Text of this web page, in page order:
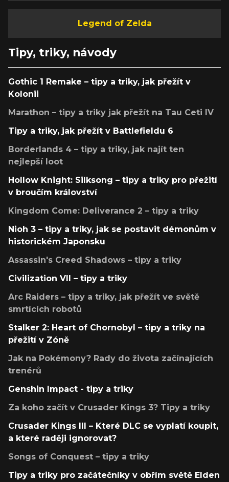
Legend of Zelda
Tipy, triky, návody
Gothic 1 Remake – tipy a triky, jak přežít v
Kolonii
Marathon – tipy a triky jak přežít na Tau Ceti IV
Tipy a triky, jak přežít v Battlefieldu 6
Borderlands 4 – tipy a triky, jak najít ten
nejlepší loot
Hollow Knight: Silksong – tipy a triky pro přežití
v broučím království
Kingdom Come: Deliverance 2 – tipy a triky
Nioh 3 – tipy a triky, jak se postavit démonům v
historickém Japonsku
Assassin's Creed Shadows – tipy a triky
Civilization VII – tipy a triky
Arc Raiders – tipy a triky, jak přežít ve světě
smrtících robotů
Stalker 2: Heart of Chornobyl – tipy a triky na
přežití v Zóně
Jak na Pokémony? Rady do života začínajících
trenérů
Genshin Impact - tipy a triky
Za koho začít v Crusader Kings 3? Tipy a triky
Crusader Kings III – Které DLC se vyplatí koupit,
a které raději ignorovat?
Songs of Conquest – tipy a triky
Tipy a triky pro začátečníky v obřím světě Elden